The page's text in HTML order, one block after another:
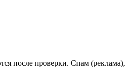
после проверки. Спам